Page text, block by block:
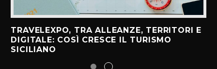
TRAVELEXPO, TRA ALLEANZE, TERRITORI E
DIGITALE: COSÌ CRESCE IL TURISMO
SICILIANO